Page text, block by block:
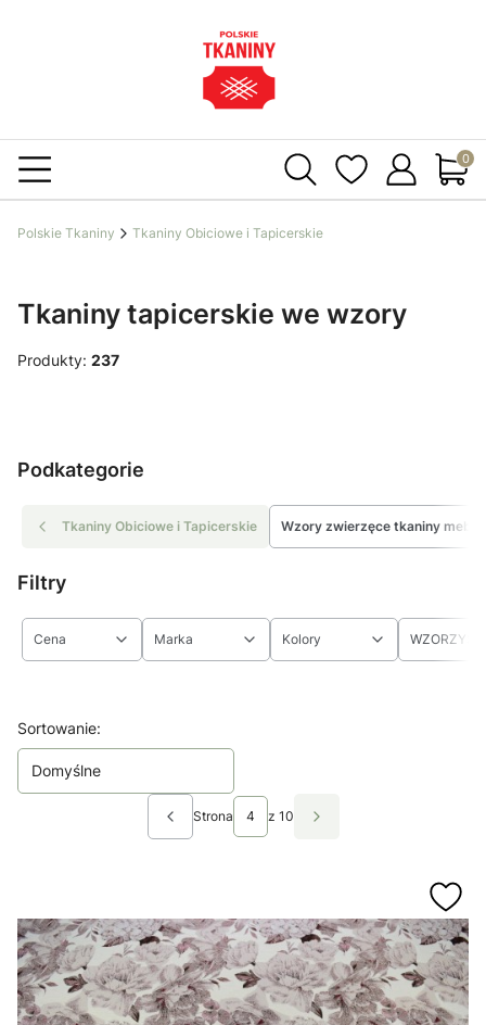
Polskie Tkaniny Tkaniny Obiciowe i Tapicerskie
Tkaniny tapicerskie we wzory
Produkty: 237
Podkategorie
Tkaniny Obiciowe i Tapicerskie Wzory zwierzęce tkaniny
Filtry
Cena Marka Kolory
Lista produktów
Sortowanie:
Domyślne
Poprzednie produkty
Strona z 10 Następne produkty